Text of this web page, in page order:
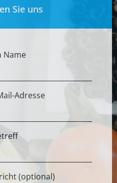
Sie uns
Name
Adresse
(optional)